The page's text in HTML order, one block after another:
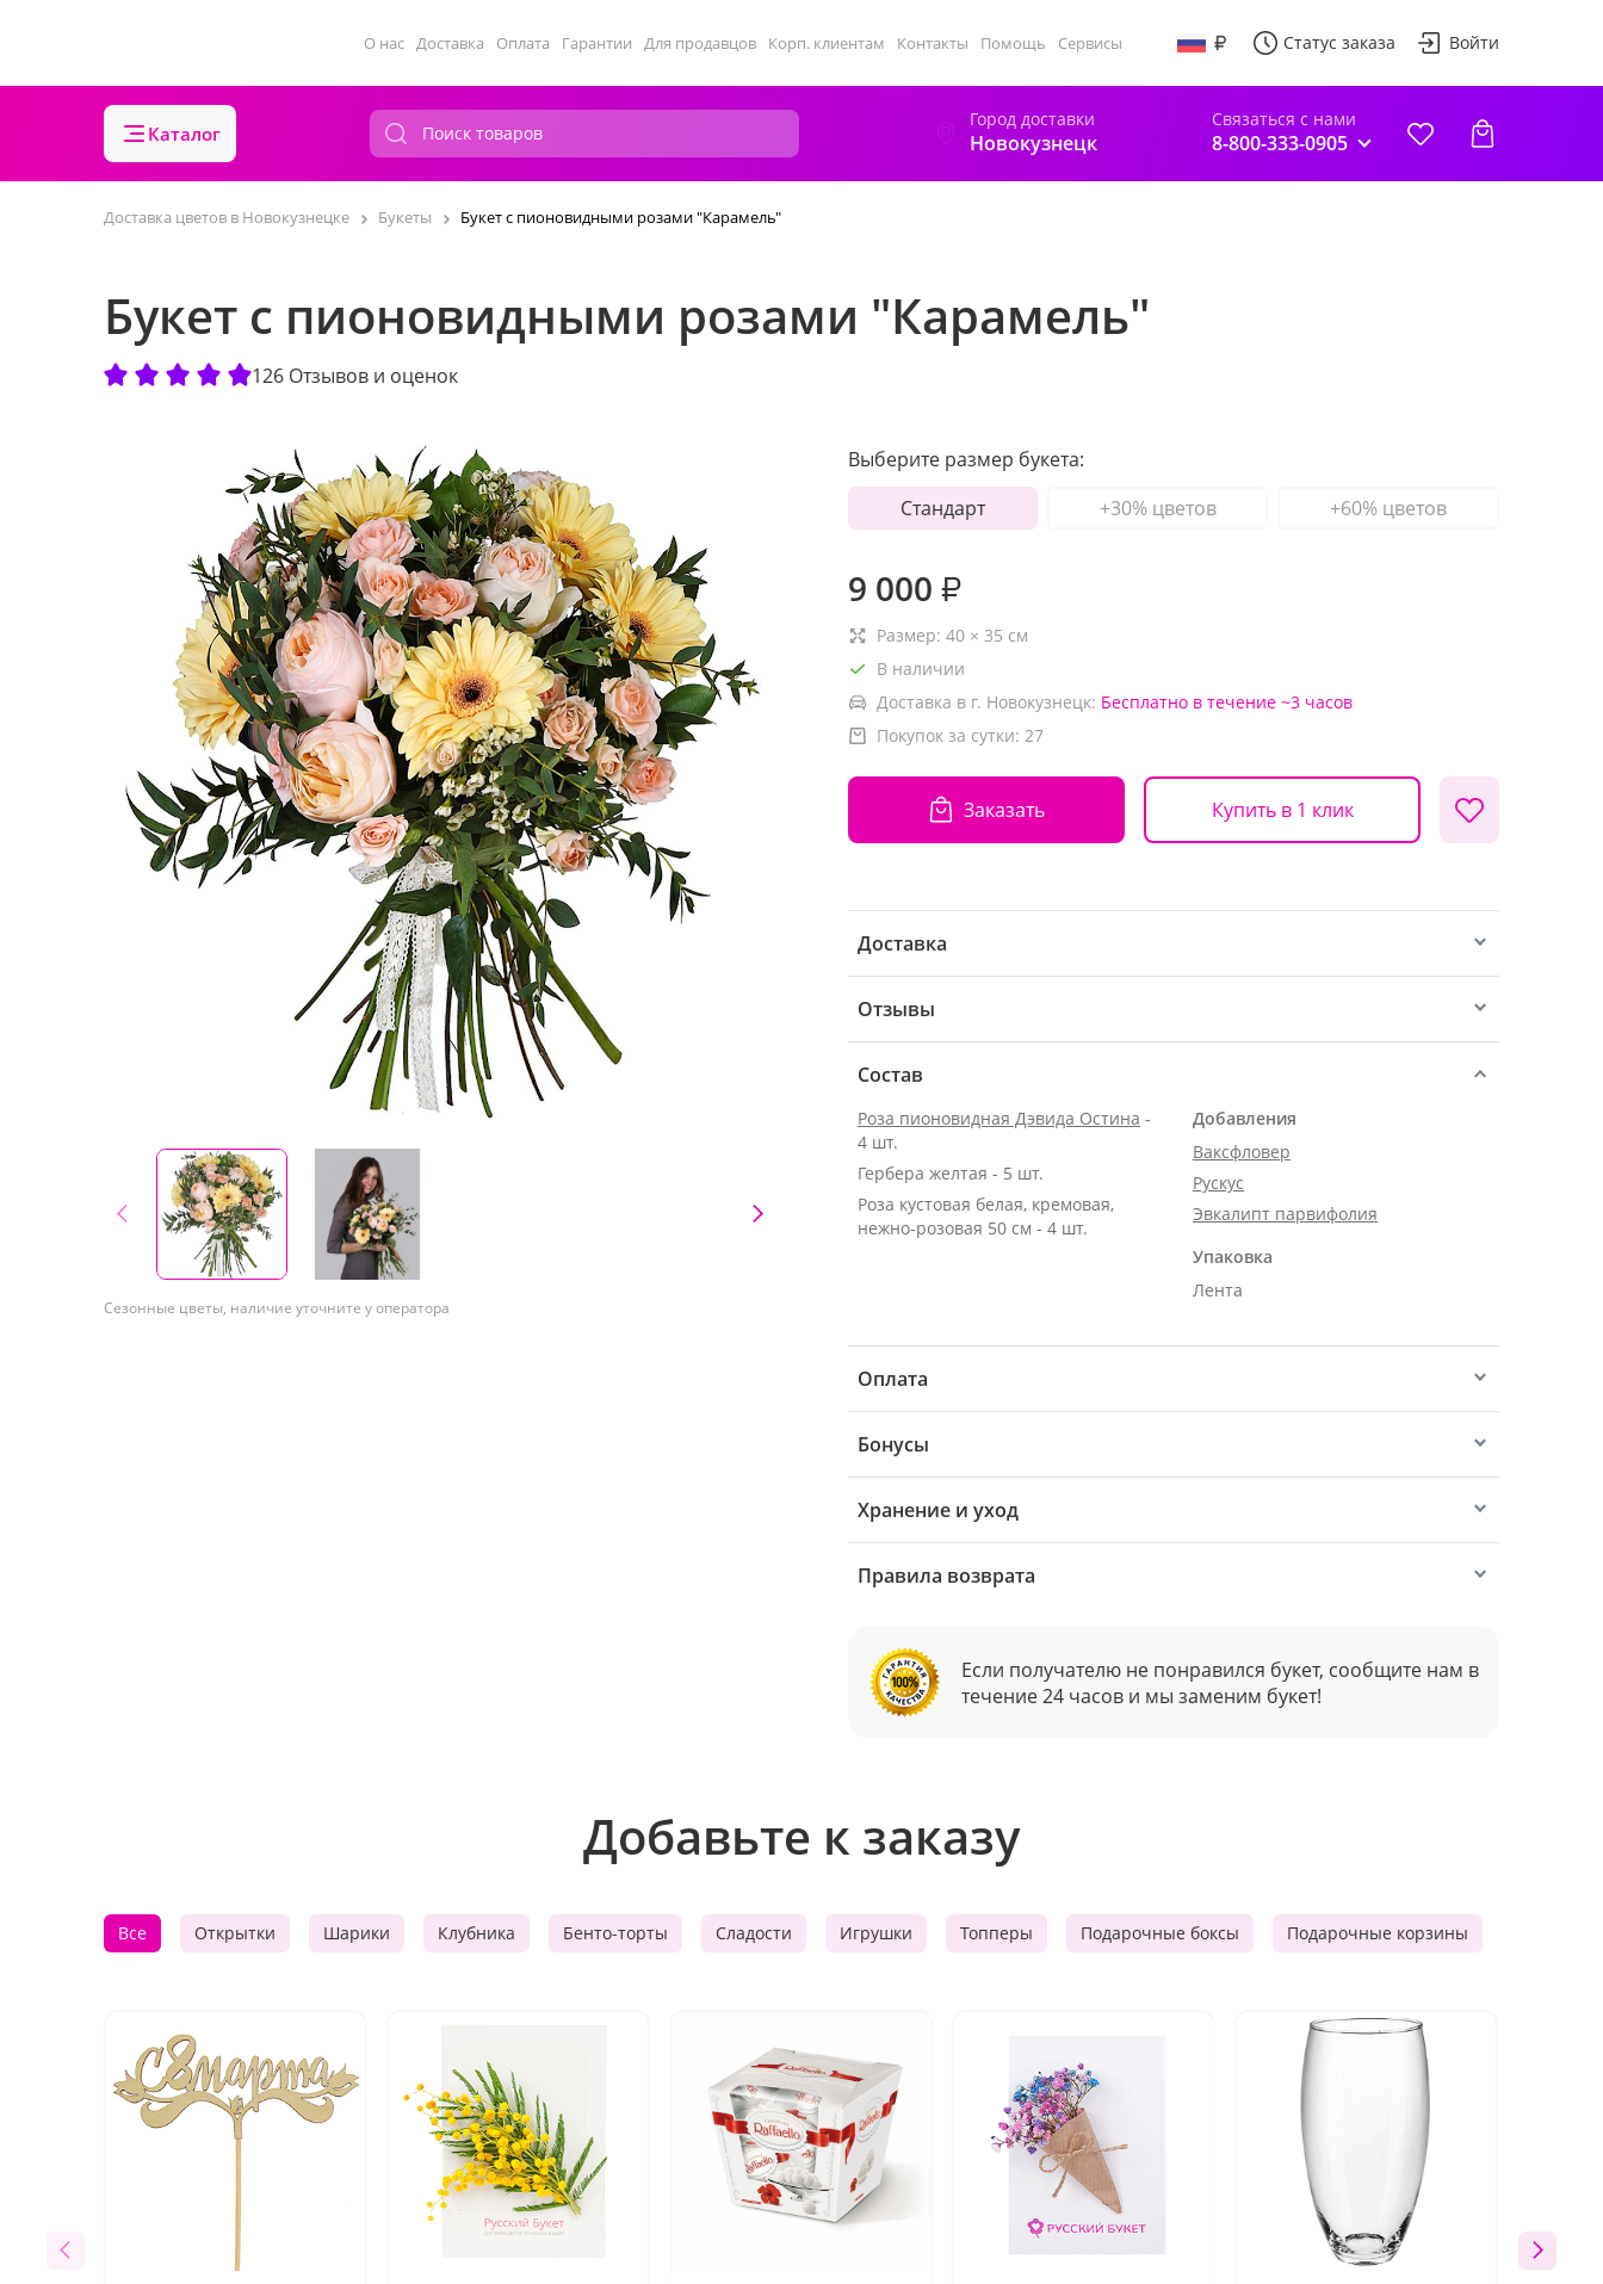
О нас Доставка Оплата Гарантии Для продавцов Корп. клиентам Контакты Помощь Сервисы Статус заказа Войти
Каталог
Город доставки
Новокузнецк
Связаться с нами
8-800-333-0905
Доставка цветов в Новокузнецке Букеты Букет с пионовидными розами "Карамель"
Букет с пионовидными розами "Карамель"
126 Отзывов и оценок
Сезонные цветы, наличие уточните у оператора
Выберите размер букета:
Стандарт
+30% цветов +60% цветов
9 000 ₽
Размер: 40 × 35 см
В наличии
Доставка в г. Новокузнецк: Бесплатно в течение ~3 часов
Покупок за сутки: 27
Заказать Купить в 1 клик
Доставка
Отзывы
Состав
Роза пионовидная Дэвида Остина -
4 шт.
Гербера желтая - 5 шт.
Роза кустовая белая, кремовая,
нежно-розовая 50 см - 4 шт.
Добавления
Ваксфловер
Рускус
Эвкалипт парвифолия
Упаковка
Лента
Оплата
Бонусы
Хранение и уход
Правила возврата
Если получателю не понравился букет, сообщите нам в
течение 24 часов и мы заменим букет!
Добавьте к заказу
Все Открытки Шарики Клубника Бенто-торты Сладости Игрушки Топперы Подарочные боксы Подарочные корзины